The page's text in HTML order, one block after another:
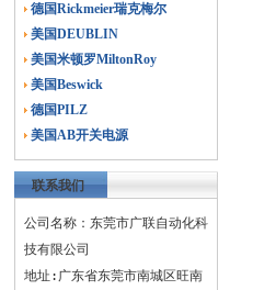
德国Rickmeier瑞克梅尔
美国DEUBLIN
美国米顿罗MiltonRoy
美国Beswick
德国PILZ
美国AB开关电源
联系我们
公司名称：东莞市广联自动化科
技有限公司
地址:广东省东莞市南城区旺南